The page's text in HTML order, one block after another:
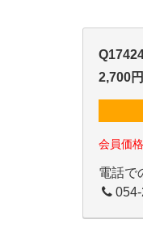
2,700
会員価
電話で